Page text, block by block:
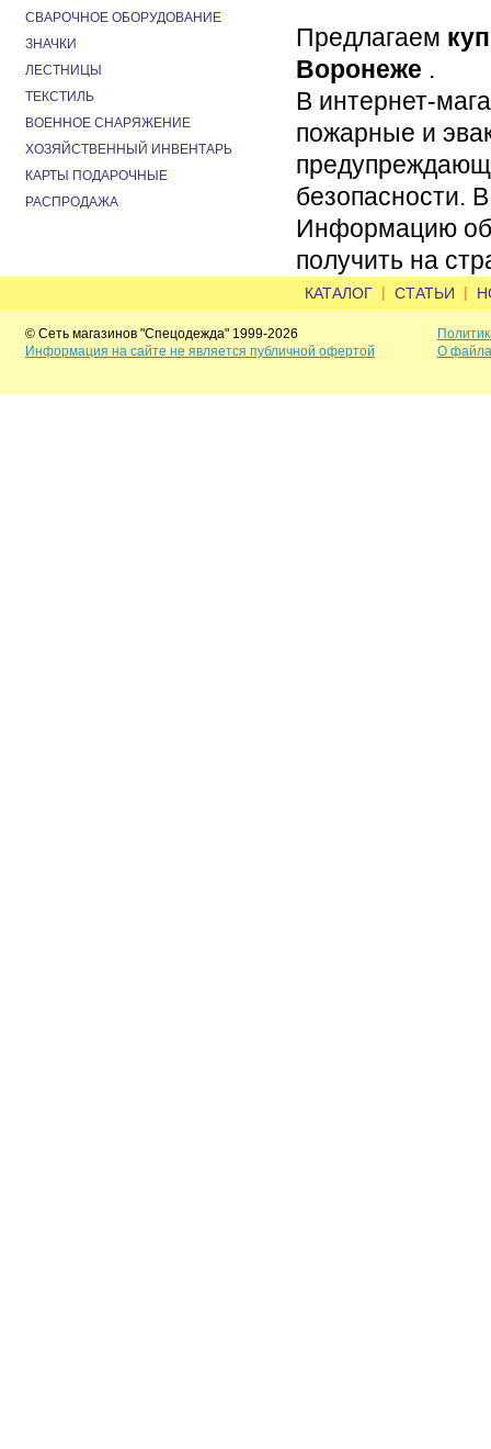
Предлагаем
Воронеже .
В интернет-
пожарные и
безопасности.
Информацию об
получить на
СВАРОЧНОЕ ОБОРУДОВАНИЕ
ЗНАЧКИ
ЛЕСТНИЦЫ
ТЕКСТИЛЬ
ВОЕННОЕ СНАРЯЖЕНИЕ
ХОЗЯЙСТВЕННЫЙ ИНВЕНТАРЬ
КАРТЫ ПОДАРОЧНЫЕ
РАСПРОДАЖА
КАТАЛОГ | СТАТЬИ |
© Сеть магазинов "Спецодежда" 1999-2026
Информация на сайте не является публичной офертой
О